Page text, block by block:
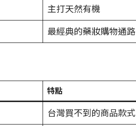
主打天然有機
最經典的藥妝購物通路
特點
台灣買不到的商品款式